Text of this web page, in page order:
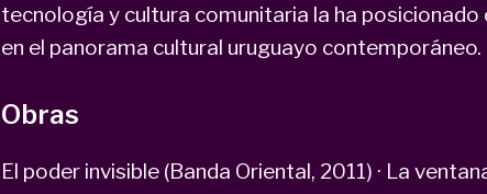
tecnología y cultura comunitaria la ha
en el panorama cultural uruguayo contemporáneo.
Obras
El poder invisible (Banda Oriental, 2011) · La